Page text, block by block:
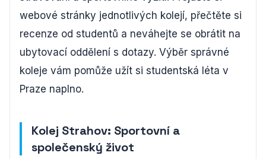
webové stránky jednotlivých kolejí, přečtěte si
recenze od studentů a neváhejte se obrátit na
ubytovací oddělení s dotazy. Výběr správné
koleje vám pomůže užít si studentská léta v
Praze naplno.
Kolej Strahov: Sportovní a
společenský život